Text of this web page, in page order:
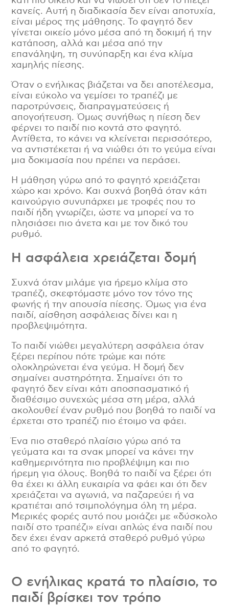
κανείς. Αυτή η διαδικασία δεν είναι αποτυχία,
είναι μέρος της μάθησης. Το φαγητό δεν
γίνεται οικείο μόνο μέσα από τη δοκιμή ή την
κατάποση, αλλά και μέσα από την
επανάληψη, τη συνύπαρξη και ένα κλίμα
χαμηλής πίεσης.
Όταν ο ενήλικας βιάζεται να δει αποτέλεσμα,
είναι εύκολο να γεμίσει το τραπέζι με
παροτρύνσεις, διαπραγματεύσεις ή
απογοήτευση. Όμως συνήθως η πίεση δεν
φέρνει το παιδί πιο κοντά στο φαγητό.
Αντίθετα, το κάνει να κλείνεται περισσότερο,
να αντιστέκεται ή να νιώθει ότι το γεύμα είναι
μια δοκιμασία που πρέπει να περάσει.
Η μάθηση γύρω από το φαγητό χρειάζεται
χώρο και χρόνο. Και συχνά βοηθά όταν κάτι
καινούργιο συνυπάρχει με τροφές που το
παιδί ήδη γνωρίζει, ώστε να μπορεί να το
πλησιάσει πιο άνετα και με τον δικό του
ρυθμό.
Η ασφάλεια χρειάζεται δομή
Συχνά όταν μιλάμε για ήρεμο κλίμα στο
τραπέζι, σκεφτόμαστε μόνο τον τόνο της
φωνής ή την απουσία πίεσης. Όμως για ένα
παιδί, αίσθηση ασφάλειας δίνει και η
προβλεψιμότητα.
Το παιδί νιώθει μεγαλύτερη ασφάλεια όταν
ξέρει περίπου πότε τρώμε και πότε
ολοκληρώνεται ένα γεύμα. Η δομή δεν
σημαίνει αυστηρότητα. Σημαίνει ότι το
φαγητό δεν είναι κάτι αποσπασματικό ή
διαθέσιμο συνεχώς μέσα στη μέρα, αλλά
ακολουθεί έναν ρυθμό που βοηθά το παιδί να
έρχεται στο τραπέζι πιο έτοιμο να φάει.
Ένα πιο σταθερό πλαίσιο γύρω από τα
γεύματα και τα σνακ μπορεί να κάνει την
καθημερινότητα πιο προβλέψιμη και πιο
ήρεμη για όλους. Βοηθά το παιδί να ξέρει ότι
θα έχει κι άλλη ευκαιρία να φάει και ότι δεν
χρειάζεται να αγωνιά, να παζαρεύει ή να
κρατιέται από τσιμπολόγημα όλη τη μέρα.
Μερικές φορές αυτό που μοιάζει με «δύσκολο
παιδί στο τραπέζι» είναι απλώς ένα παιδί που
δεν έχει έναν αρκετά σταθερό ρυθμό γύρω
από το φαγητό.
Ο ενήλικας κρατά το πλαίσιο, το
παιδί βρίσκει τον τρόπο